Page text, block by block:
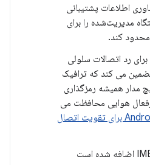
اطلاعات پشتیبانی
مدیریت‌شده را برای
محدود کند.
رد اتصالات سلولی
می کند که ترافیک
مدار همیشه رمزگذاری
هوایی محافظت می
درباره برنامه Android برای تقویت اتصال